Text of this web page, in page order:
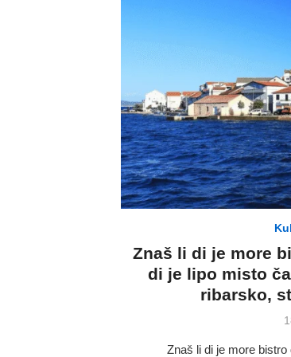
Znaš li di je more
di je lipo misto
ribarsko,
Znaš li di je more bistro di